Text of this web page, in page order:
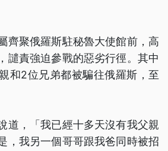
齊聚俄羅斯駐秘魯大使館前，高
譴責強迫參戰的惡劣行徑。其中
和2位兄弟都被騙往俄羅斯，至
道，「我已經十多天沒有我父親
，我另一個哥哥跟我爸同時被招